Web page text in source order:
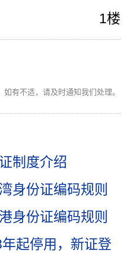
1楼
如有不适，请及时通知我们处理。
制度介绍
身份证编码规则
身份证编码规则
起停用，新证登